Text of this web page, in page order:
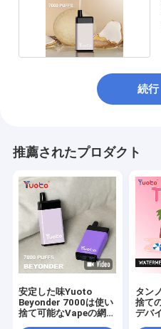
続行
推薦されたプロダクト
安定した味Yuoto
Beyonder 7000は使い
捨て可能なVapeの網の
タン
捨て
デバ